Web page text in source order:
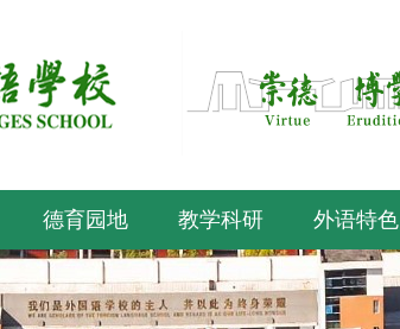
德育园地 教学科研 外语特色